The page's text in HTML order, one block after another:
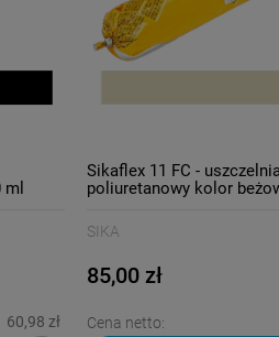
60,98 zł
Sikaflex 11 FC -
poliuretanowy kolor
SIKA
85,00 zł
Cena netto: